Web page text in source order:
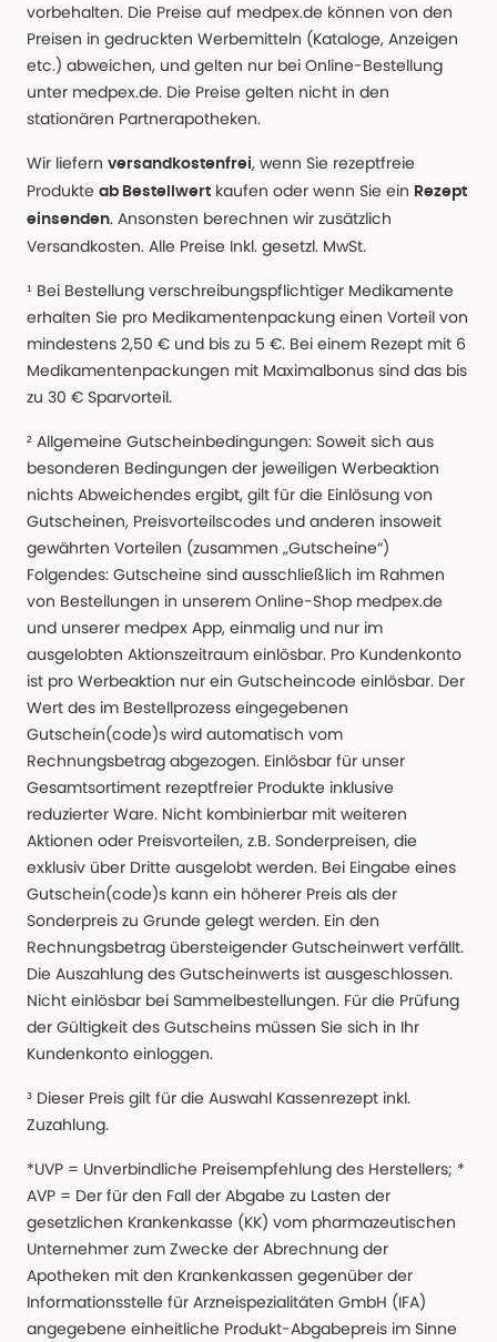
vorbehalten. Die Preise auf medpex.de können von den
Preisen in gedruckten Werbemitteln (Kataloge, Anzeigen
etc.) abweichen, und gelten nur bei Online-Bestellung
unter medpex.de. Die Preise gelten nicht in den
stationären Partnerapotheken.
Wir liefern versandkostenfrei, wenn Sie rezeptfreie
Produkte ab Bestellwert kaufen oder wenn Sie ein Rezept
einsenden. Ansonsten berechnen wir zusätzlich
Versandkosten. Alle Preise Inkl. gesetzl. MwSt.
¹ Bei Bestellung verschreibungspflichtiger Medikamente
erhalten Sie pro Medikamentenpackung einen Vorteil von
mindestens 2,50 € und bis zu 5 €. Bei einem Rezept mit 6
Medikamentenpackungen mit Maximalbonus sind das bis
zu 30 € Sparvorteil.
² Allgemeine Gutscheinbedingungen: Soweit sich aus
besonderen Bedingungen der jeweiligen Werbeaktion
nichts Abweichendes ergibt, gilt für die Einlösung von
Gutscheinen, Preisvorteilscodes und anderen insoweit
gewährten Vorteilen (zusammen „Gutscheine“)
Folgendes: Gutscheine sind ausschließlich im Rahmen
von Bestellungen in unserem Online-Shop medpex.de
und unserer medpex App, einmalig und nur im
ausgelobten Aktionszeitraum einlösbar. Pro Kundenkonto
ist pro Werbeaktion nur ein Gutscheincode einlösbar. Der
Wert des im Bestellprozess eingegebenen
Gutschein(code)s wird automatisch vom
Rechnungsbetrag abgezogen. Einlösbar für unser
Gesamtsortiment rezeptfreier Produkte inklusive
reduzierter Ware. Nicht kombinierbar mit weiteren
Aktionen oder Preisvorteilen, z.B. Sonderpreisen, die
exklusiv über Dritte ausgelobt werden. Bei Eingabe eines
Gutschein(code)s kann ein höherer Preis als der
Sonderpreis zu Grunde gelegt werden. Ein den
Rechnungsbetrag übersteigender Gutscheinwert verfällt.
Die Auszahlung des Gutscheinwerts ist ausgeschlossen.
Nicht einlösbar bei Sammelbestellungen. Für die Prüfung
der Gültigkeit des Gutscheins müssen Sie sich in Ihr
Kundenkonto einloggen.
³ Dieser Preis gilt für die Auswahl Kassenrezept inkl.
Zuzahlung.
*UVP = Unverbindliche Preisempfehlung des Herstellers; *
AVP = Der für den Fall der Abgabe zu Lasten der
gesetzlichen Krankenkasse (KK) vom pharmazeutischen
Unternehmer zum Zwecke der Abrechnung der
Apotheken mit den Krankenkassen gegenüber der
Informationsstelle für Arzneispezialitäten GmbH (IFA)
angegebene einheitliche Produkt-Abgabepreis im Sinne